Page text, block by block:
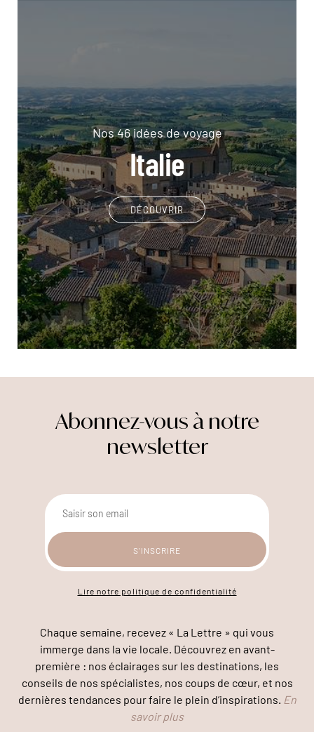
Nos 46 idées de voyage
Italie
DÉCOUVRIR
Abonnez-vous à notre
newsletter
Lire notre politique de confidentialité
Chaque semaine, recevez « La Lettre » qui vous
immerge dans la vie locale. Découvrez en avant-
première : nos éclairages sur les destinations, les
conseils de nos spécialistes, nos coups de cœur, et nos
dernières tendances pour faire le plein d’inspirations. En
savoir plus